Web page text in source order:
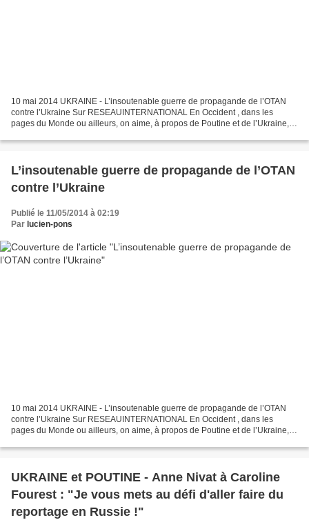
10 mai 2014 UKRAINE - L’insoutenable guerre de propagande de l’OTAN
contre l’Ukraine Sur RESEAUINTERNATIONAL En Occident , dans les
pages du Monde ou ailleurs, on aime, à propos de Poutine et de l’Ukraine,
L’insoutenable guerre de propagande de l’OTAN
contre l’Ukraine
Publié le 11/05/2014 à 02:19
Par lucien-pons
10 mai 2014 UKRAINE - L’insoutenable guerre de propagande de l’OTAN
contre l’Ukraine Sur RESEAUINTERNATIONAL En Occident , dans les
pages du Monde ou ailleurs, on aime, à propos de Poutine et de l’Ukraine,
UKRAINE et POUTINE - Anne Nivat à Caroline
Fourest : "Je vous mets au défi d'aller faire du
reportage en Russie !"